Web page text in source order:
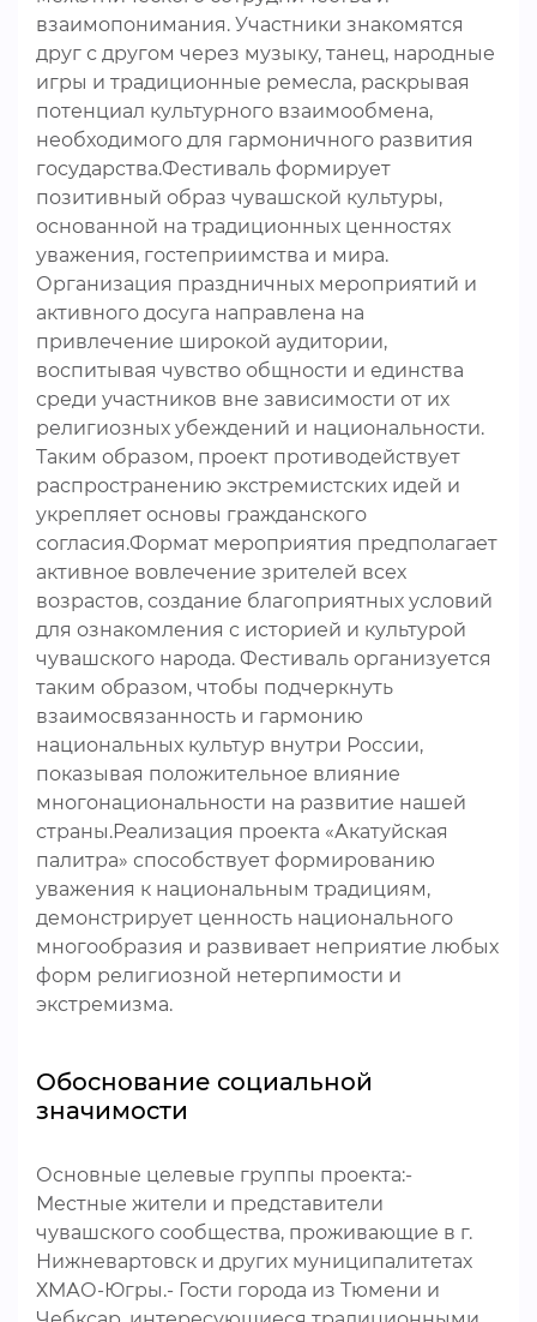
взаимопонимания. Участники знакомятся
друг с другом через музыку, танец, народные
игры и традиционные ремесла, раскрывая
потенциал культурного взаимообмена,
необходимого для гармоничного развития
государства.Фестиваль формирует
позитивный образ чувашской культуры,
основанной на традиционных ценностях
уважения, гостеприимства и мира.
Организация праздничных мероприятий и
активного досуга направлена на
привлечение широкой аудитории,
воспитывая чувство общности и единства
среди участников вне зависимости от их
религиозных убеждений и национальности.
Таким образом, проект противодействует
распространению экстремистских идей и
укрепляет основы гражданского
согласия.Формат мероприятия предполагает
активное вовлечение зрителей всех
возрастов, создание благоприятных условий
для ознакомления с историей и культурой
чувашского народа. Фестиваль организуется
таким образом, чтобы подчеркнуть
взаимосвязанность и гармонию
национальных культур внутри России,
показывая положительное влияние
многонациональности на развитие нашей
страны.Реализация проекта «Акатуйская
палитра» способствует формированию
уважения к национальным традициям,
демонстрирует ценность национального
многообразия и развивает неприятие любых
форм религиозной нетерпимости и
экстремизма.
Обоснование социальной
значимости
Основные целевые группы проекта:-
Местные жители и представители
чувашского сообщества, проживающие в г.
Нижневартовск и других муниципалитетах
ХМАО-Югры.- Гости города из Тюмени и